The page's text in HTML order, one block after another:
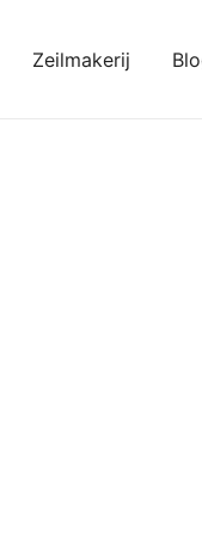
Zeilmakerij